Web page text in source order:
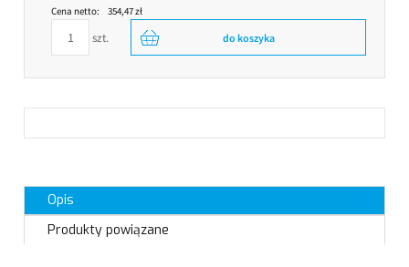
Cena netto: 354,47 zł
szt. do koszyka
Opis
Produkty powiązane